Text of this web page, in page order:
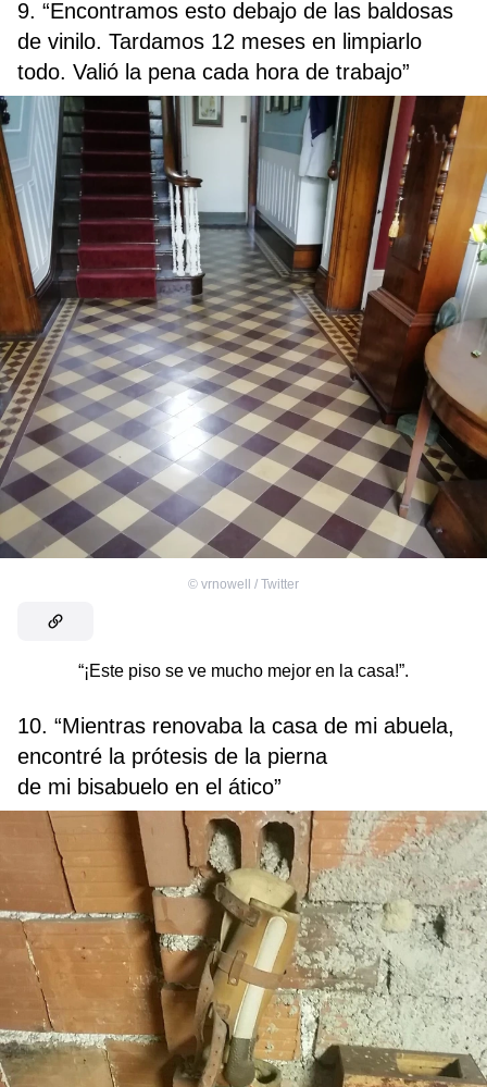
9. “Encontramos esto debajo de las baldosas
de vinilo. Tardamos 12 meses en limpiarlo
todo. Valió la pena cada hora de trabajo”
© vrnowell / Twitter
“¡Este piso se ve mucho mejor en la casa!”.
10. “Mientras renovaba la casa de mi abuela,
encontré la prótesis de la pierna
de mi bisabuelo en el ático”